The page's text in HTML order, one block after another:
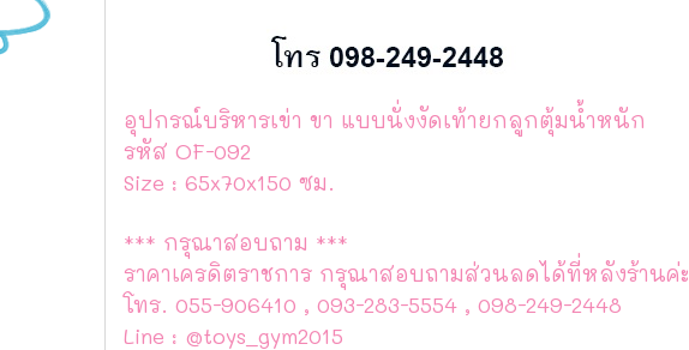
อุปกรณ์บริหารเข่า ขา แบบนั่งงัดเท้ายกลูกตุ้มน้ำหนัก
รหัส OF-092
Size : 65x70x150 ซม.
*** กรุณาสอบถาม ***
ราคาเครดิตราชการ กรุณาสอบถามส่วนลดได้ที่หลังร้านค่ะ
โทร. 055-906410 , 093-283-5554 , 098-249-2448
Line : @toys_gym2015